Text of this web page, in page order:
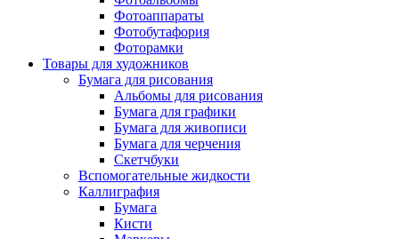
Фотоаппараты
Фотобутафория
Фоторамки
Товары для художников
Бумага для рисования
Альбомы для рисования
Бумага для графики
Бумага для живописи
Бумага для черчения
Скетчбуки
Вспомогательные жидкости
Каллиграфия
Бумага
Кисти